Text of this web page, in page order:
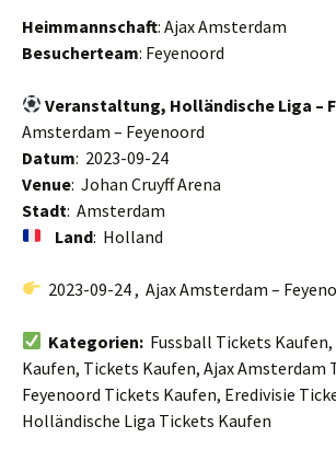
Heimmannschaft: Ajax Amsterdam
Besucherteam: Feyenoord
Veranstaltung, Holländische Liga –
Amsterdam – Feyenoord
Datum: 2023-09-24
Venue: Johan Cruyff Arena
Stadt: Amsterdam
Land: Holland
2023-09-24 , Ajax Amsterdam –
Kategorien: Fussball Tickets
Kaufen, Tickets Kaufen, Ajax Amsterdam
Feyenoord Tickets Kaufen, Eredivisie
Holländische Liga Tickets Kaufen